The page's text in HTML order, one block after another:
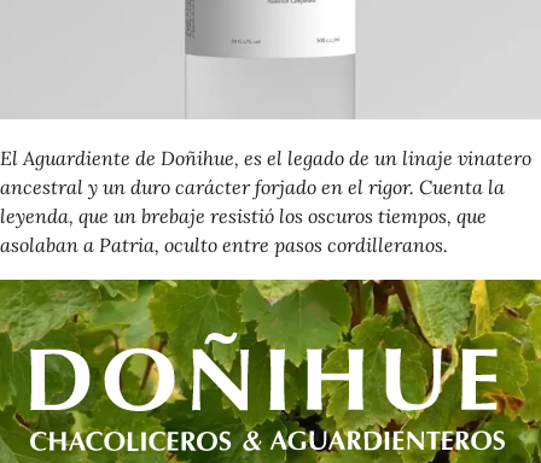
ElAguardiente de Doñihue, es el legado de un linaje vinatero
ancestral y un duro carácter forjado en el rigor. Cuenta la
leyenda, que un brebaje resistió los oscuros tiempos, que
asolaban a Patria, oculto entre pasos cordilleranos.